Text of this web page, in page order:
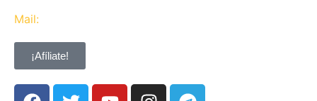
Mail:
¡Afíliate!